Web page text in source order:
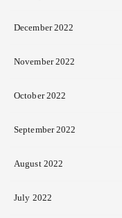
December 2022
November 2022
October 2022
September 2022
August 2022
July 2022